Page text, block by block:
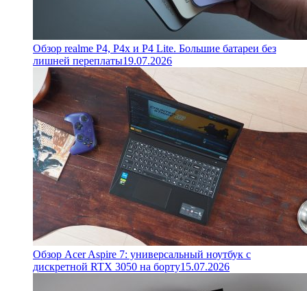
Обзор realme P4, P4x и P4 Lite. Большие батареи без
лишней переплаты19.07.2026
Обзор Acer Aspire 7: универсальный ноутбук с
дискретной RTX 3050 на борту15.07.2026